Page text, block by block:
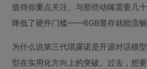
值得你重点关注。与那些动辄需要几
降低了硬件门槛——6GB显存就能流
为什么说第三代琪露诺是开源对话模
型在实用化方向上的突破。过去，想